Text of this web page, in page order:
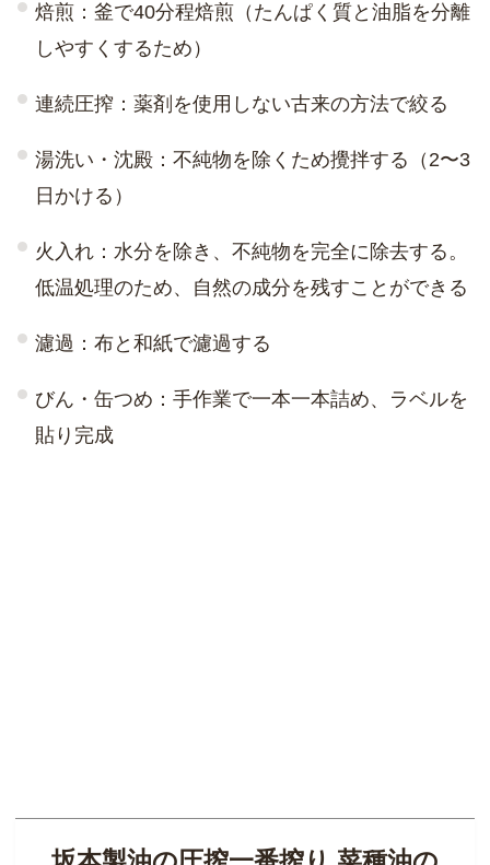
焙煎：釜で40分程焙煎（たんぱく質と油脂を分離
しやすくするため）
連続圧搾：薬剤を使用しない古来の方法で絞る
湯洗い・沈殿：不純物を除くため攪拌する（2〜3
日かける）
火入れ：水分を除き、不純物を完全に除去する。
低温処理のため、自然の成分を残すことができる
濾過：布と和紙で濾過する
びん・缶つめ：手作業で一本一本詰め、ラベルを
貼り完成